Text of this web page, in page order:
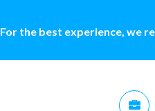
For the best experience, we